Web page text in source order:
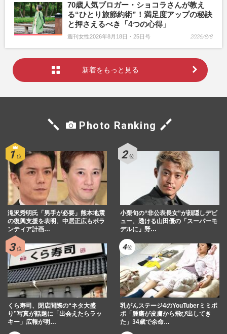
70歳人気ブロガー・ショコラさんが教え
る“ひとり旅節約術”！満足度アップの秘訣
と押さえるべき「4つの心得」
週刊女性2026年8月18日・25日号 2026/8/8
新着をもっと見る
Photo Ranking
滝沢秀明氏「男手が必要」熊本地震
の復興支援を表明、中居正広もボラ
ンティア計画…
小栗旬の“非公表長女”が顔隠しデビ
ュー、透ける山田優の「スーパーモ
デルに」野…
くら寿司、閉店間際の“ネタ大盛
り”写真が話題に「出会えたらラッ
キー」広報が明…
乳がんステージ4のYouTuberミミポ
ポ「腫瘍が皮膚から飛び出してき
た」34歳で余命…